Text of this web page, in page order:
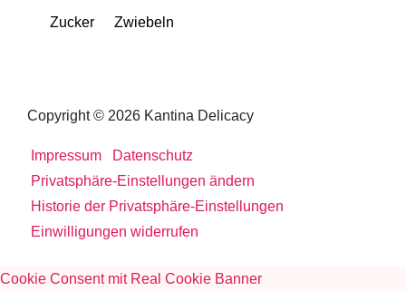
Zucker
Zwiebeln
Copyright © 2026 Kantina Delicacy
Impressum
Datenschutz
Privatsphäre-Einstellungen ändern
Historie der Privatsphäre-Einstellungen
Einwilligungen widerrufen
Cookie Consent mit Real Cookie Banner